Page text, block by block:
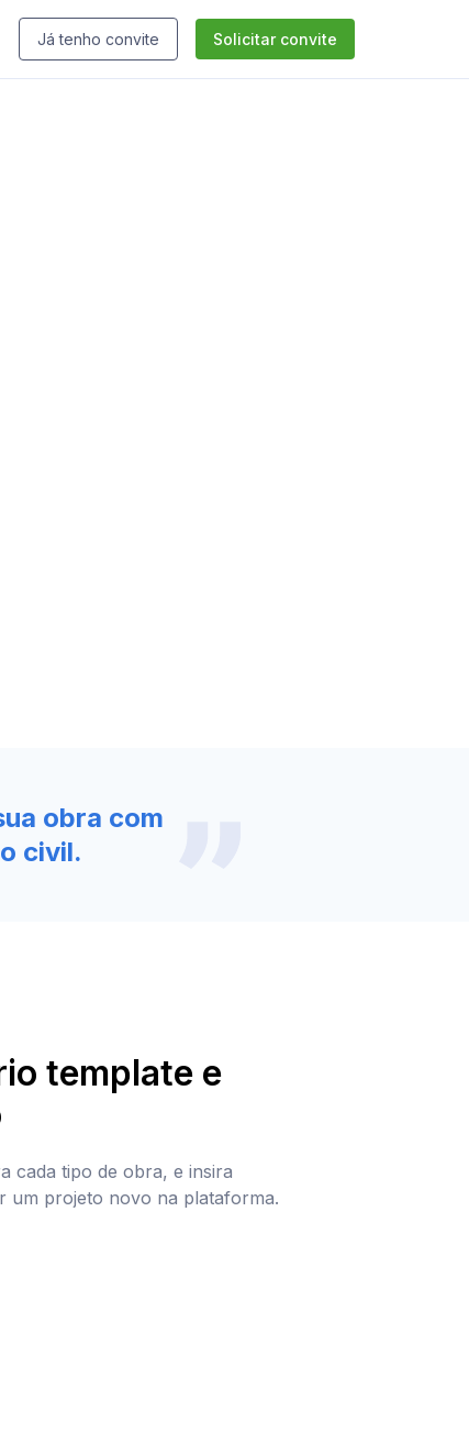
Já tenho convite Solicitar convite
obra com
civil.
template e
cada tipo de obra, e insira
um projeto novo na plataforma.